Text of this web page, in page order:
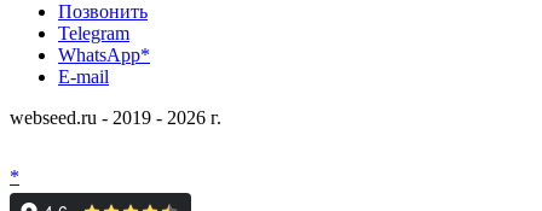
Позвонить
Telegram
WhatsApp*
E-mail
webseed.ru - 2019 - 2026 г.
*